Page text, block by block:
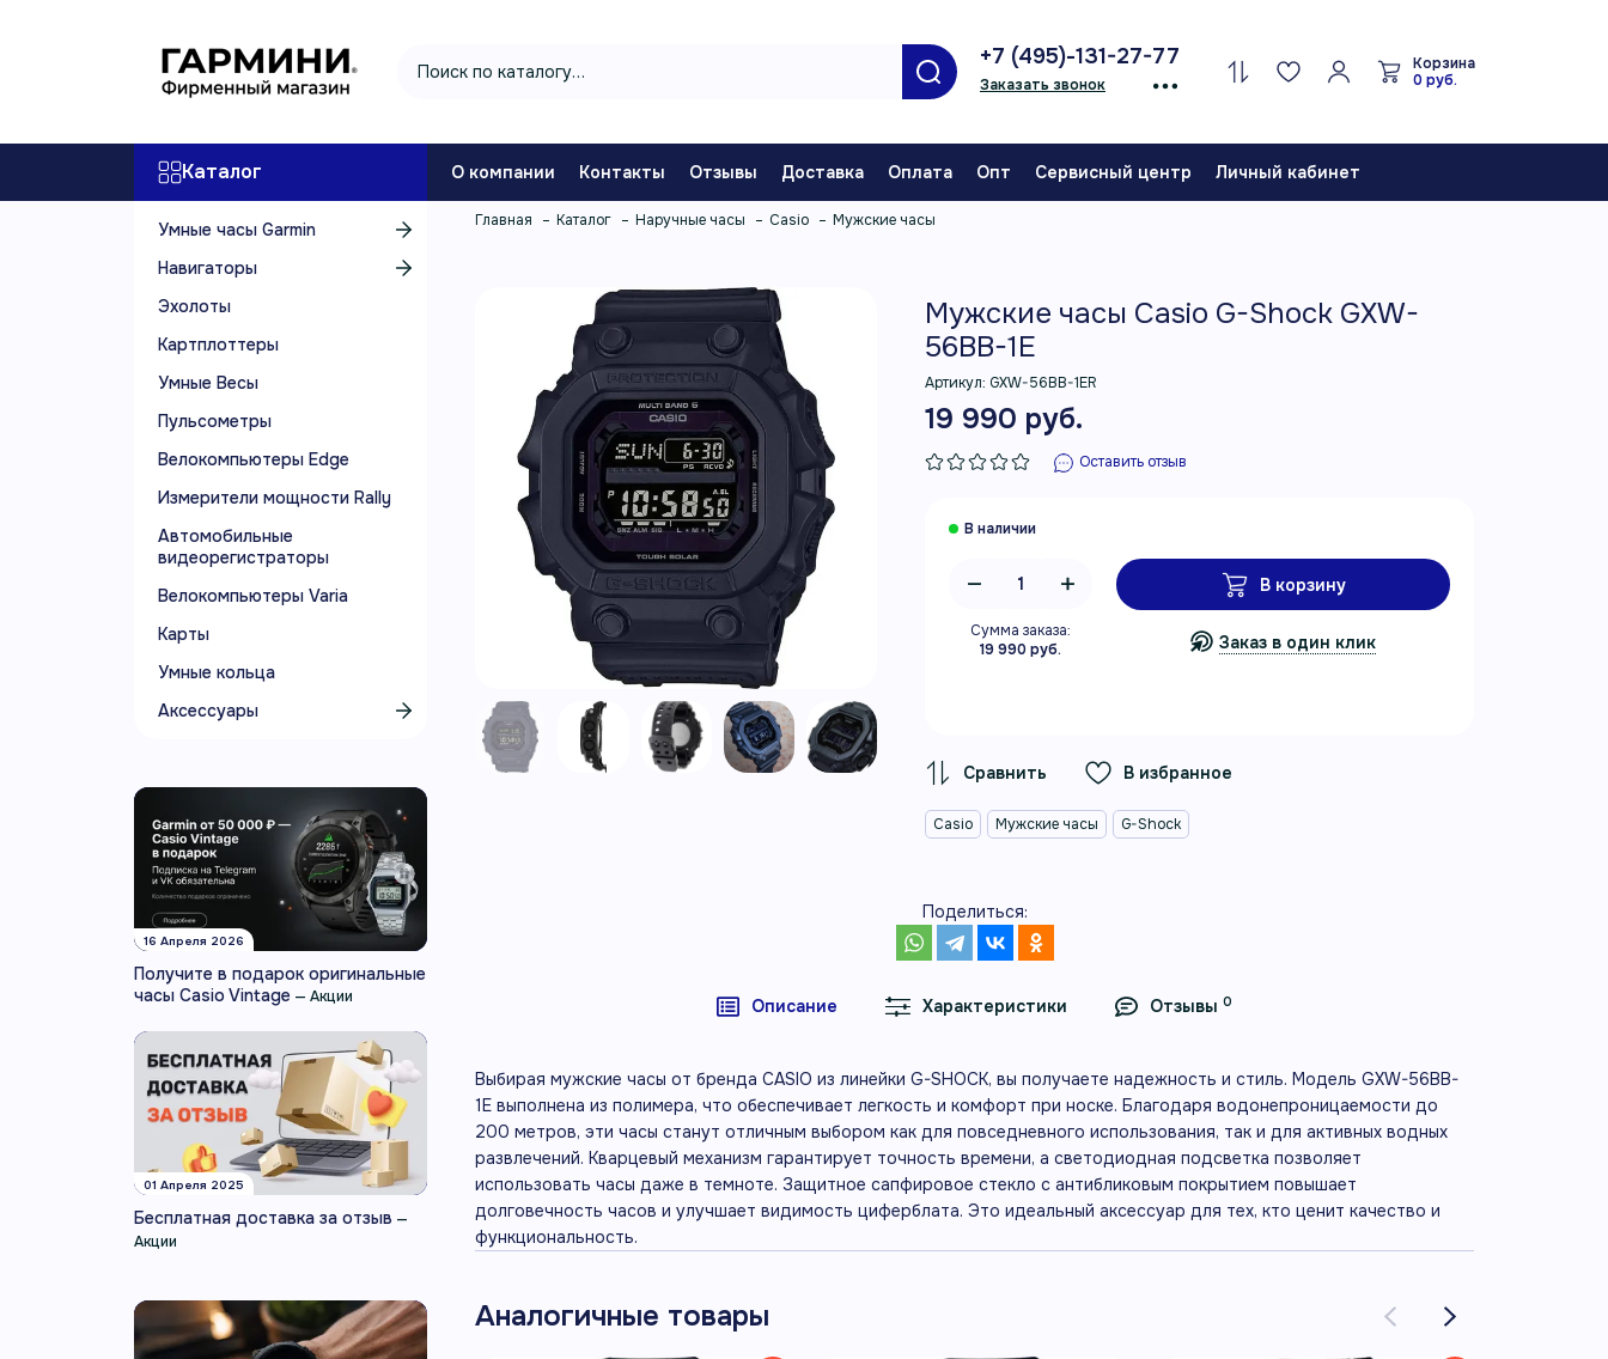
+7 (495)-131-27-77
Заказать звонок
Корзина
0 руб.
Каталог О компании Контакты Отзывы Доставка Оплата Опт Сервисный центр Личный кабинет
Главная Каталог Наручные часы Casio Мужские часы
Умные часы Garmin
Навигаторы
Эхолоты
Картплоттеры
Умные Весы
Пульсометры
Велокомпьютеры Edge
Измерители мощности Rally
Автомобильные
видеорегистраторы
Велокомпьютеры Varia
Карты
Умные кольца
Аксессуары
16 Апреля 2026
Получите в подарок оригинальные
часы Casio Vintage — Акции
01 Апреля 2025
Бесплатная доставка за отзыв —
Акции
Мужские часы Casio G-Shock GXW-
56BB-1E
Артикул: GXW-56BB-1ER
19 990 руб.
Оставить отзыв
Сумма заказа:
19 990 руб.
В корзину
Заказ в один клик
В избранное
Casio Мужские часы G-Shock
Поделиться:
Описание Характеристики Отзывы 0
Выбирая мужские часы от бренда CASIO из линейки G-SHOCK, вы получаете надежность и стиль. Модель GXW-56BB-
1E выполнена из полимера, что обеспечивает легкость и комфорт при носке. Благодаря водонепроницаемости до
200 метров, эти часы станут отличным выбором как для повседневного использования, так и для активных водных
развлечений. Кварцевый механизм гарантирует точность времени, а светодиодная подсветка позволяет
использовать часы даже в темноте. Защитное сапфировое стекло с антибликовым покрытием повышает
долговечность часов и улучшает видимость циферблата. Это идеальный аксессуар для тех, кто ценит качество и
функциональность.
Аналогичные товары